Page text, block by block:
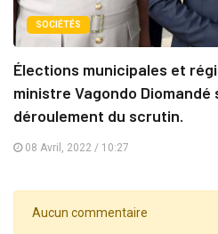
SOCIÉTÉS
Élections municipales et
ministre Vagondo
déroulement du scrutin.
08 Avril, 2022 / 10:27
Aucun commentaire